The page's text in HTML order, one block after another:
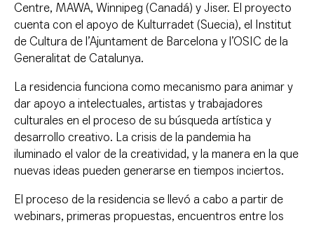
Centre, MAWA, Winnipeg (Canadá) y Jiser. El proyecto
cuenta con el apoyo de Kulturradet (Suecia), el Institut
de Cultura de l’Ajuntament de Barcelona y l’OSIC de la
Generalitat de Catalunya.
La residencia funciona como mecanismo para animar y
dar apoyo a intelectuales, artistas y trabajadores
culturales en el proceso de su búsqueda artística y
desarrollo creativo. La crisis de la pandemia ha
iluminado el valor de la creatividad, y la manera en la que
nuevas ideas pueden generarse en tiempos inciertos.
El proceso de la residencia se llevó a cabo a partir de
webinars, primeras propuestas, encuentros entre los